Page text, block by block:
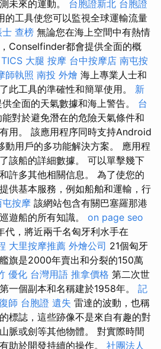
未來的運動。 台胞證新北 台胞證
的工具使您可以監視全球運輸流量
士 查榜 無論您在海上空間中有熱情
Conselfinder都會提供全面的概
大腿 按摩 台中按摩店 南屯按
師執照 南投 外燴 海上專業人士和
此工具的準確性和簡單使用。 新
全面的天氣數據和海上警告。 台
能對於避免潛在的危險天氣條件和
用。 該應用程序同時支持Android
動用戶的多功能解決方案。 應用程
該船的詳細數據。 可以單擊幾下
許多其他相關信息。 為了使您的
供基本服務，例如船舶和運輸，行
屯按摩 該網站包含有關巴塞羅那港
遊船的所有知識。 on page seo
代，將近兩千名匈牙利水手在
大里按摩推薦 外燴公司 21個匈牙
旗是2000年賣出和分裂的150萬
優化 台灣用語 推拿價格 第二次世
一個副本和名稱建於1958年。 記
師 台胞證 遺失 雷達的波動，也稱
標誌，這些跡像不是來自有趣的對
脈或劍等其他物體。 對實際時間
助於開發持續的操作。 社團法人